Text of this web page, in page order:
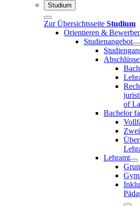
Studium
Zur Übersichtsseite Studium
Orientieren &
Studienangebot
Abschlüsse
of
Bachelor
Lehramt